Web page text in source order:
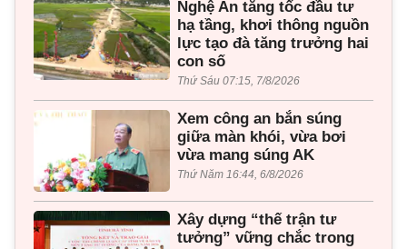
Nghệ An tăng tốc đầu tư
hạ tầng, khơi thông nguồn
lực tạo đà tăng trưởng hai
con số
Thứ Sáu 07:15, 7/8/2026
Xem công an bắn súng
giữa màn khói, vừa bơi
vừa mang súng AK
Thứ Năm 16:44, 6/8/2026
Xây dựng “thế trận tư
tưởng” vững chắc trong